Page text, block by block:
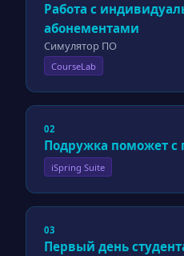
Работа с
абонементами
Симулятор ПО
CourseLab
02
Подружка поможет с
iSpring Suite
03
Первый день